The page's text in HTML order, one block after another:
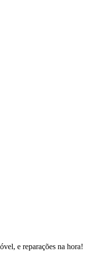
e reparações na hora!